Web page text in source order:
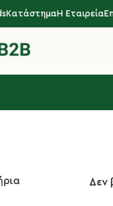
ΚατάστημαΗ Εταιρεία
Δεν